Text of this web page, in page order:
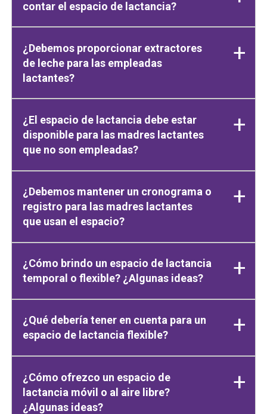
contar el espacio de lactancia?
¿Debemos proporcionar extractores
de leche para las empleadas
lactantes?
¿El espacio de lactancia debe estar
disponible para las madres lactantes
que no son empleadas?
¿Debemos mantener un cronograma o
registro para las madres lactantes
que usan el espacio?
¿Cómo brindo un espacio de lactancia
temporal o flexible? ¿Algunas ideas?
¿Qué debería tener en cuenta para un
espacio de lactancia flexible?
¿Cómo ofrezco un espacio de
lactancia móvil o al aire libre?
¿Algunas ideas?